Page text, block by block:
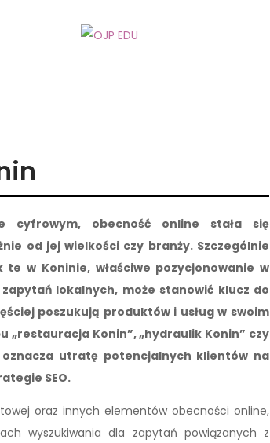
cyfrowym, obecność online stała się
od jej wielkości czy branży. Szczególnie
w Koninie, właściwe pozycjonowanie w
lokalnych, może stanowić klucz do
poszukują produktów i usług w swoim
„restauracja Konin”, „hydraulik Konin” czy
utratę potencjalnych klientów na
SEO.
oraz innych elementów obecności online,
wyszukiwania dla zapytań powiązanych z